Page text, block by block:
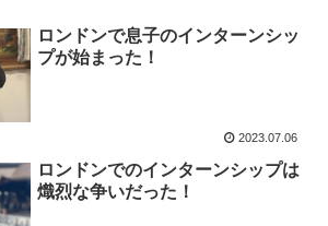
ロンドンで息子のインターンシッ
プが始まった！
2023.07.06
ロンドンでのインターンシップは
熾烈な争いだった！